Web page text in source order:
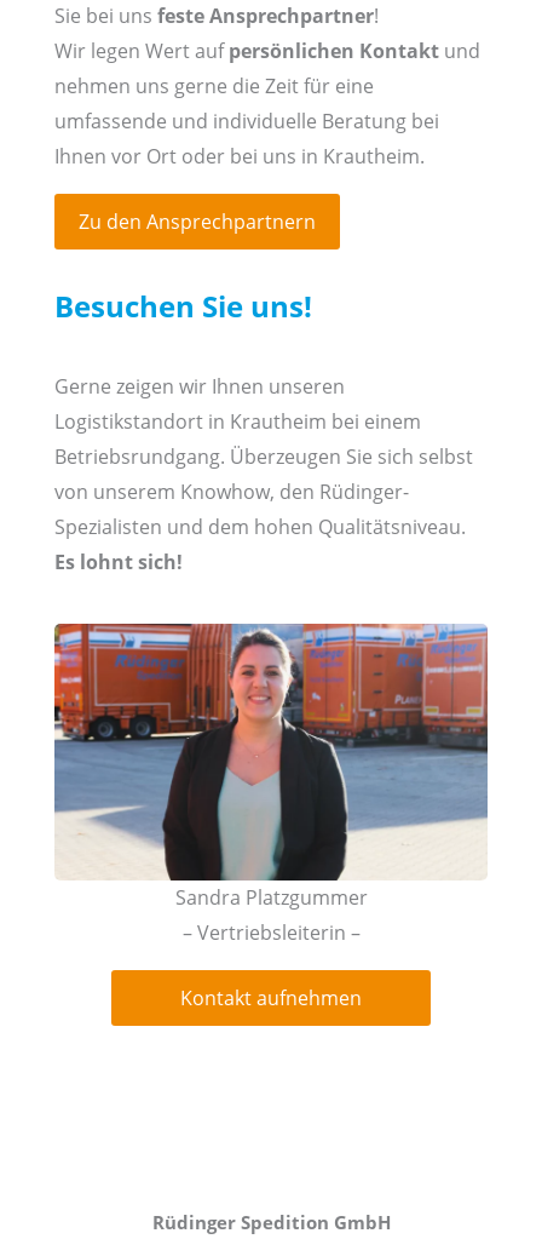
Sie bei uns feste Ansprechpartner!
Wir legen Wert aufpersönlichen Kontaktund
nehmen uns gerne die Zeit für eine
umfassende und individuelle Beratung bei
Ihnen vor Ort oder bei uns in Krautheim.
Zu den Ansprechpartnern
Besuchen Sie uns!
Gerne zeigen wir Ihnen unseren
Logistikstandort in Krautheim bei einem
Betriebsrundgang. Überzeugen Sie sich selbst
von unserem Knowhow, den Rüdinger-
Spezialisten und dem hohen Qualitätsniveau.
Es lohnt sich!
Sandra Platzgummer
– Vertriebsleiterin –
Kontakt aufnehmen
Rüdinger Spedition GmbH